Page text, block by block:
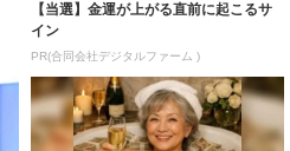
【当選】金運が上がる直前に起こるサ
イン
PR(合同会社デジタルファーム )